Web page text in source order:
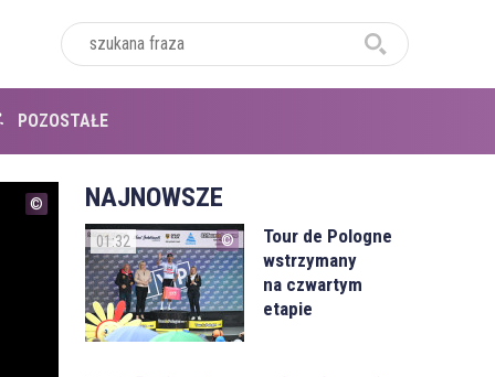
POZOSTAŁE
NAJNOWSZE
01:32
Tour de Pologne
wstrzymany
na czwartym
etapie